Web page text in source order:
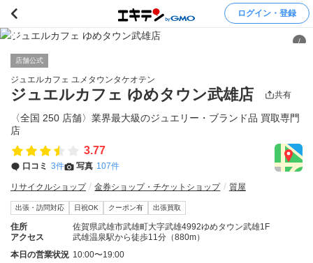
ログイン・登録
/
店舗公式
ジュエルカフェ ユメタウンタケオテン
ジュエルカフェ ゆめタウン武雄店 共有
〈全国 250 店舗〉業界最大級のジュエリー・ブランド品 買取専門
店
3.77
口コミ 3件 写真 107件
リサイクルショップ 金券ショップ・チケットショップ 質屋
出張・訪問対応 日祝OK クーポン有 出張買取
住所
佐賀県武雄市武雄町大字武雄4992ゆめタウン武雄1F
アクセス
武雄温泉駅から徒歩11分（880m）
本日の営業状況 10:00〜19:00